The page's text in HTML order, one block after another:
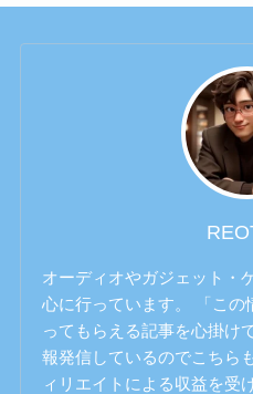
オーディオやガジェット・
心に行っています。 「この
ってもらえる記事を心掛け
報発信しているのでこちら
ィリエイトによる収益を受